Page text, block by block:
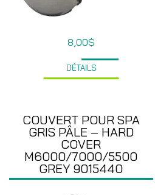
8,00$
DÉTAILS
COUVERT POUR SPA
GRIS PÂLE – HARD
COVER
M6000/7000/5500
GREY 9015440